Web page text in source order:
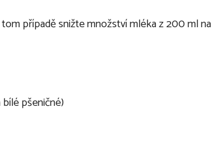
případě snižte množství mléka z 200 ml na
pšeničné)